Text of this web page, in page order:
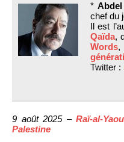
*
chef du
Il est
Qaïda,
Words,
Twitter :
9 août 2025 –Raï-al-
Palestine